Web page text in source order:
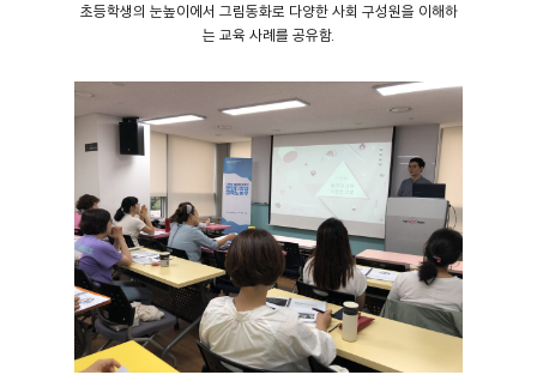
초등학생의 눈높이에서 그림동화로 다양한 사회 구성원을 이해하
는 교육 사례를 공유함.